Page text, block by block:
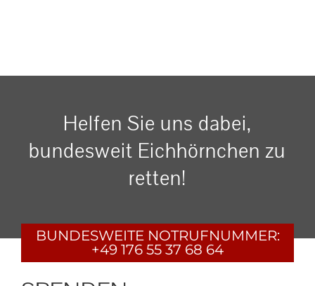
Helfen Sie uns dabei,
bundesweit Eichhörnchen zu
retten!
BUNDESWEITE NOTRUFNUMMER:
+49 176 55 37 68 64